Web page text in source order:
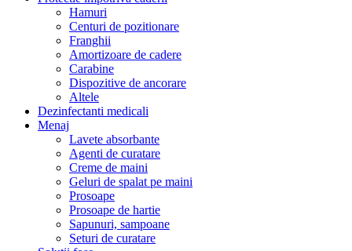
Hamuri
Centuri de pozitionare
Franghii
Amortizoare de cadere
Carabine
Dispozitive de ancorare
Altele
Dezinfectanti medicali
Menaj
Lavete absorbante
Agenti de curatare
Creme de maini
Geluri de spalat pe maini
Prosoape
Prosoape de hartie
Sapunuri, sampoane
Seturi de curatare